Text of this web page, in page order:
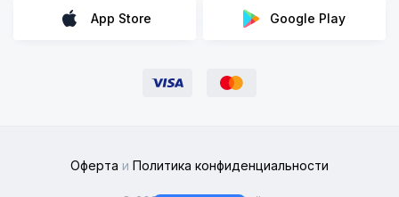
App Store Google Play
Оферта и Политика конфиденциальности